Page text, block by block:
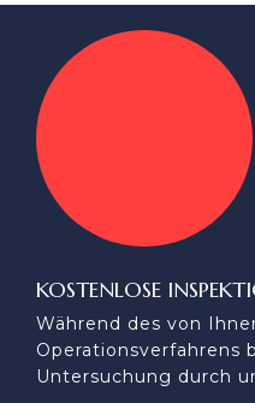
KOSTENLOSE
Während des von
Operationsverfahrens
Untersuchung durch